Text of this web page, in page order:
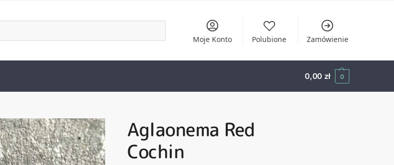
Moje Konto Polubione Zamówienie
0,00 zł 0
Aglaonema Red
Cochin